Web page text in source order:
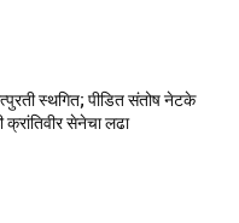
स्थगित; पीडित संतोष नेटके
क्रांतिवीर सेनेचा लढा